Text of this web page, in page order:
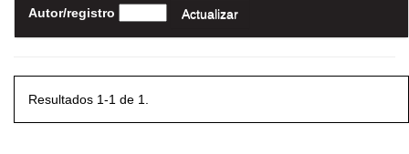
Autor/registro
Resultados 1-1 de 1.